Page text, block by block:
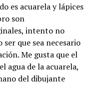
es acuarela y lápices
son
intento no
que sea necesario
Me gusta que el
agua de la acuarela,
del dibujante